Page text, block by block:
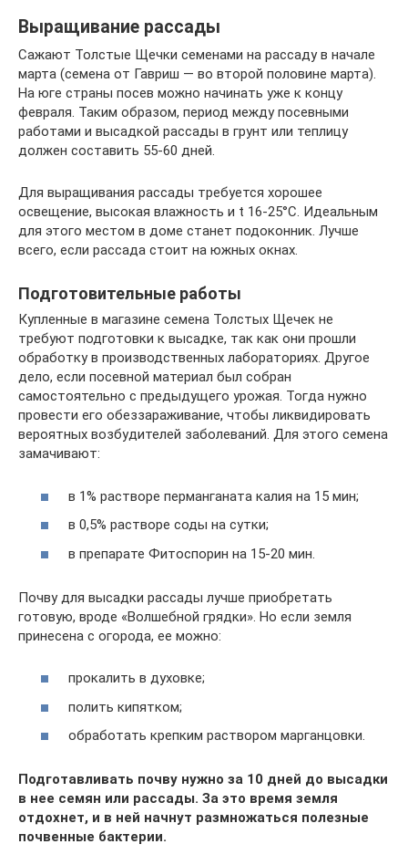
Выращивание рассады
Сажают Толстые Щечки семенами на рассаду в начале
марта (семена от Гавриш — во второй половине марта).
На юге страны посев можно начинать уже к концу
февраля. Таким образом, период между посевными
работами и высадкой рассады в грунт или теплицу
должен составить 55-60 дней.
Для выращивания рассады требуется хорошее
освещение, высокая влажность и t 16-25°С. Идеальным
для этого местом в доме станет подоконник. Лучше
всего, если рассада стоит на южных окнах.
Подготовительные работы
Купленные в магазине семена Толстых Щечек не
требуют подготовки к высадке, так как они прошли
обработку в производственных лабораториях. Другое
дело, если посевной материал был собран
самостоятельно с предыдущего урожая. Тогда нужно
провести его обеззараживание, чтобы ликвидировать
вероятных возбудителей заболеваний. Для этого семена
замачивают:
в 1% растворе перманганата калия на 15 мин;
в 0,5% растворе соды на сутки;
в препарате Фитоспорин на 15-20 мин.
Почву для высадки рассады лучше приобретать
готовую, вроде «Волшебной грядки». Но если земля
принесена с огорода, ее можно:
прокалить в духовке;
полить кипятком;
обработать крепким раствором марганцовки.
Подготавливать почву нужно за 10 дней до высадки
в нее семян или рассады. За это время земля
отдохнет, и в ней начнут размножаться полезные
почвенные бактерии.